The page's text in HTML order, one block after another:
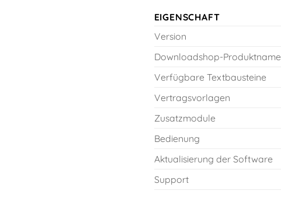
EIGENSCHAFT
Version
Downloadshop-Produktname
Verfügbare Textbausteine
Vertragsvorlagen
Zusatzmodule
Bedienung
Aktualisierung der Software
Support